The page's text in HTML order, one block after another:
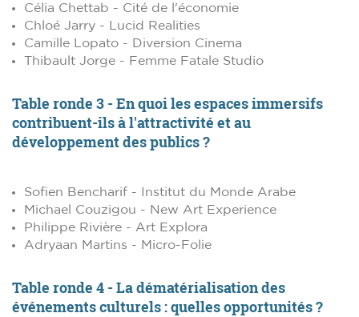
Célia Chettab - Cité de l'économie
Chloé Jarry - Lucid Realities
Camille Lopato - Diversion Cinema
Thibault Jorge - Femme Fatale Studio
Table ronde 3 - En quoi les espaces immersifs
contribuent-ils à l'attractivité et au
développement des publics ?
Sofien Bencharif - Institut du Monde Arabe
Michael Couzigou - New Art Experience
Philippe Rivière - Art Explora
Adryaan Martins - Micro-Folie
Table ronde 4 - La dématérialisation des
événements culturels : quelles opportunités ?